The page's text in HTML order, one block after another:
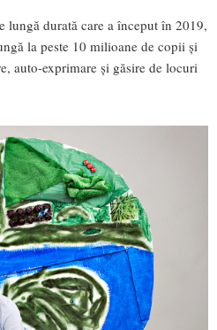
lungă durată care a început în 2019,
la peste 10 milioane de copii și
auto-exprimare și găsire de locuri